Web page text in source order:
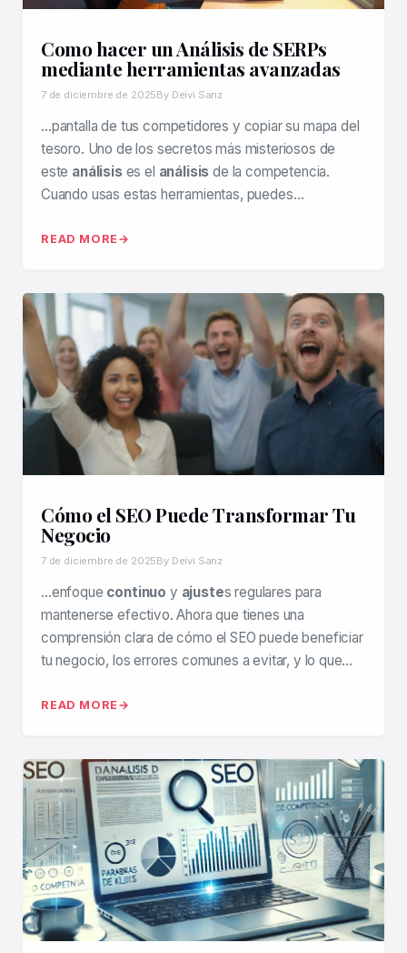
Como hacer un Análisis de SERPs
mediante herramientas avanzadas
7 de diciembre de 2025By Deivi Sanz
…pantalla de tus competidores y copiar su mapa del
tesoro. Uno de los secretos más misteriosos de
este análisises el análisis de la competencia.
Cuando usas estas herramientas, puedes…
READ MORE
Cómo el SEO Puede Transformar Tu
Negocio
7 de diciembre de 2025By Deivi Sanz
…enfoque continuo y ajustes regulares para
mantenerse efectivo. Ahora que tienes una
comprensión clara de cómo el SEO puede beneficiar
tu negocio, los errores comunes a evitar, y lo que…
READ MORE